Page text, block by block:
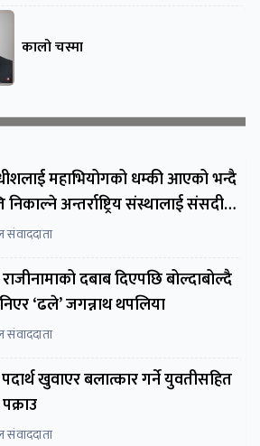
कालो चस्मा
महाभियोगको धम्की आएको भन्दै
निकाल्ने अन्तर्राष्ट्रिय संस्थालाई संसदीय
बोलाइयो
संवाददाता
दबाब दिएपछि बोल्दाबोल्दै
‘ढले’ जगन्नाथ थपलिया
संवाददाता
खुवाएर बलात्कार गर्ने युवतीसहित
संवाददाता